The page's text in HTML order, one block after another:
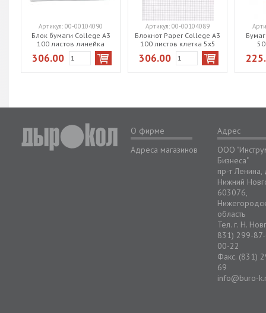
Блок бумаги College A3
100 листов линейка
Артикул: 00-00104090
306.00
Блокнот Paper College A3
100 листов клетка 5х5
Артикул: 00-00104089
306.00
О фирме
Адреса магазинов
Адрес
ООО
Бизнеса"
пр-т
Нижний
603076,
область
Тел. г. Н.
831) 299-
00-22
Факс. (831)
69
info@buro-